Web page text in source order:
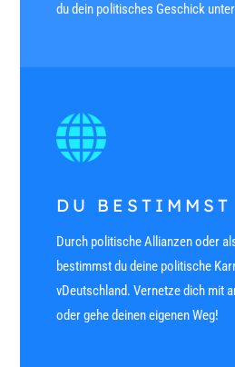
du dein politisches Geschick
DU BESTIMMST
Durch politische Allianzen oder
bestimmst du deine politische
vDeutschland. Vernetze dich mit
oder gehe deinen eigenen Weg!